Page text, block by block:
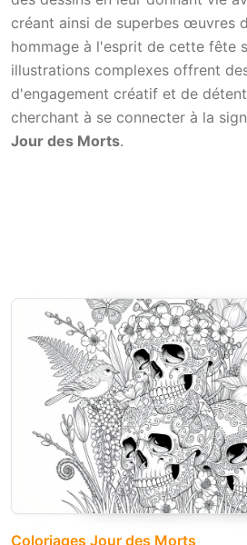
créant ainsi de superbes œuvres
hommage à l'esprit de cette fête
illustrations complexes offrent
d'engagement créatif et de
cherchant à se connecter à la
Jour des Morts.
Coloriages Jour des Morts